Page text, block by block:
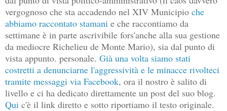
vergognoso che sta accadendo nel XIV Municipio che
abbiamo raccontato stamani e che raccontiamo da
settimane è in parte ascrivibile fors'anche alla sua gestione
da mediocre Richelieu de Monte Mario), sia dal punto di
vista appunto. personale. Già una volta siamo stati
costretti a denunciarne l'aggressività e le minacce rivolteci
tramite messaggi via Facebook, ora il nostro è salito di
livello e ci ha dedicato direttamente un post del suo blog.
Qui c'è il link diretto e sotto riportiamo il testo originale.